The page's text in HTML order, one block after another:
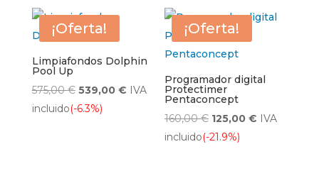
31,00 €.25,00 €.
326,00 €.230,00 €.
¡Oferta!
Limpiafondos Dolphin
Pool Up
575,00€ El
precio
539,00 €ElIVA
incluido(-6.3%)
¡Oferta!
Programador digital
Protectimer
Pentaconcept
160,00€ El
precio
125,00€ El
IVA
incluido(-21.9%)